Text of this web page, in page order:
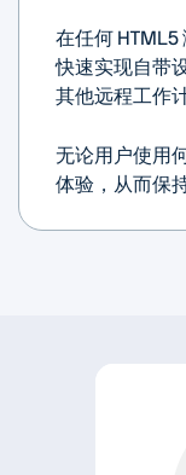
在任何
快速实现自带
其他远程工作
无论用户使用
体验，从而保